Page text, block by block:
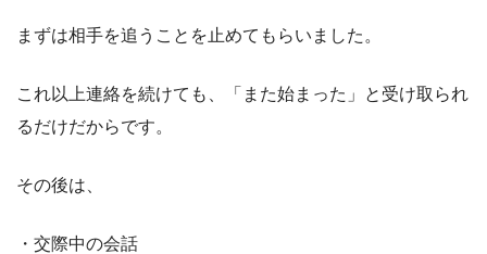
まずは相手を追うことを止めてもらいました。
これ以上連絡を続けても、「また始まった」と受け取られ
るだけだからです。
その後は、
・交際中の会話